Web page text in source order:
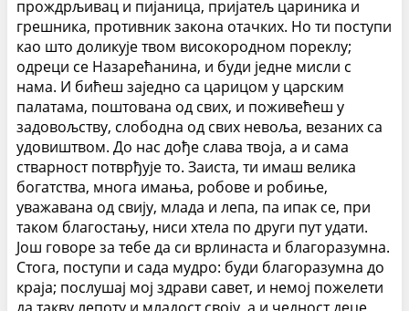
прождрљивац и пијаница, пријатељ цариника и
грешника, противник закона отачких. Но ти поступи
као што доликује твом високородном пореклу;
одреци се Назарећанина, и буди једне мисли с
нама. И бићеш заједно са царицом у царским
палатама, поштована од свих, и поживећеш у
задовољству, слободна од свих невоља, везаних са
удовиштвом. До нас дође слава твоја, а и сама
стварност потврђује то. Заиста, ти имаш велика
богатства, многа имања, робове и робиње,
уважавана од свију, млада и лепа, па ипак се, при
таком благостању, ниси хтела по други пут удати.
Још говоре за тебе да си врлинаста и благоразумна.
Стога, поступи и сада мудро: буди благоразумна до
краја; послушај мој здрави савет, и немој пожелети